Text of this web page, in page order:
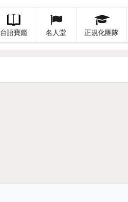
台語寶鑑 名人堂 正規化團隊